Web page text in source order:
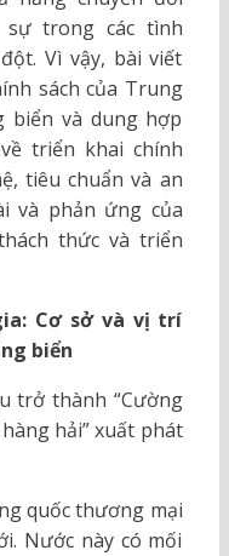
trong các tình
Vì vậy, bài viết
sách của Trung
biển và dung hợp
triển khai chính
tiêu chuẩn và an
và phản ứng của
thức và triển
Cơ sở và vị trí
biển
trở thành “Cường
hải” xuất phát
quốc thương mại
Nước này có mối